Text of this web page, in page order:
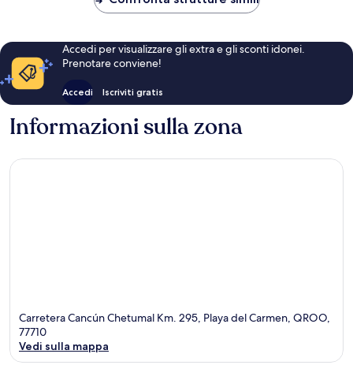
Accedi per visualizzare gli extra e gli sconti idonei.
Prenotare conviene!
Accedi Iscriviti gratis
Informazioni sulla zona
Carretera Cancún Chetumal Km. 295, Playa del Carmen, QROO,
77710
Vedi sulla mappa